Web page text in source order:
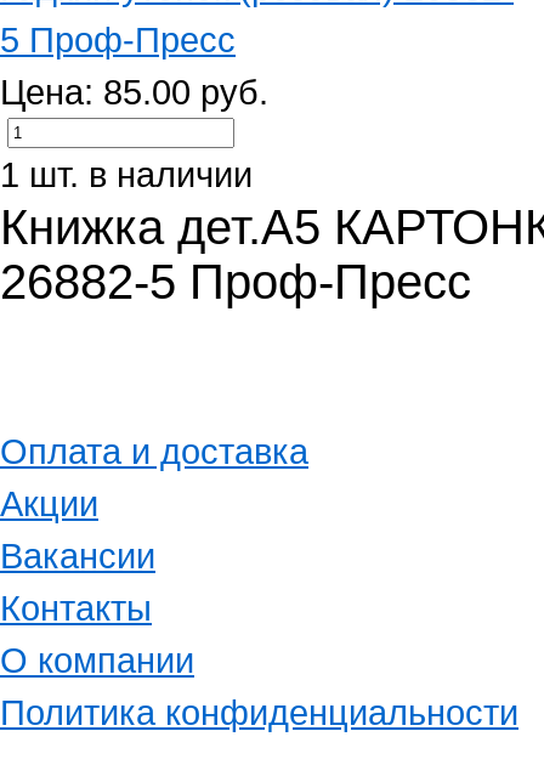
Цена: 85.00 руб.
1 шт. в наличии
Книжка дет.А5
26882-5 Проф-Пресс
Оплата и доставка
Акции
Вакансии
Контакты
О компании
Политика конфиденциальности